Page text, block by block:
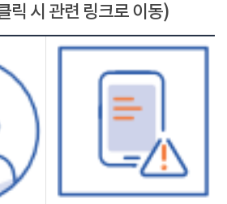
릭 시 관련 링크로 이동)